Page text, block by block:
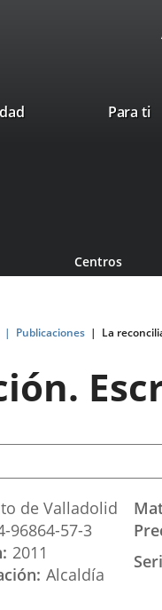
Para ti
Centros
Publicaciones La
de Valladolid
96864-57-3
2011
Alcaldía